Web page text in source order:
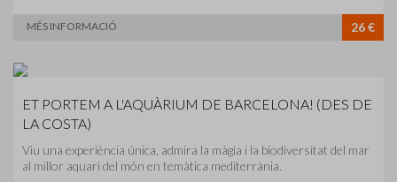
MÉS INFORMACIÓ 26 €
ET PORTEM A L'AQUÀRIUM DE BARCELONA! (DES DE
LA COSTA)
Viu una experiència única, admira la màgia i la biodiversitat del mar
al millor aquari del món en temàtica mediterrània.